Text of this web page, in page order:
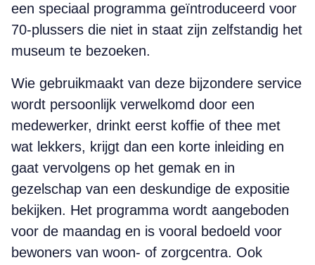
een speciaal programma geïntroduceerd voor
70-plussers die niet in staat zijn zelfstandig het
museum te bezoeken.
Wie gebruikmaakt van deze bijzondere service
wordt persoonlijk verwelkomd door een
medewerker, drinkt eerst koffie of thee met
wat lekkers, krijgt dan een korte inleiding en
gaat vervolgens op het gemak en in
gezelschap van een deskundige de expositie
bekijken. Het programma wordt aangeboden
voor de maandag en is vooral bedoeld voor
bewoners van woon- of zorgcentra. Ook